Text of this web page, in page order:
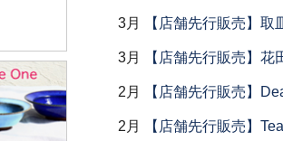
3月 【店舗先行販売】取
3月 【店舗先行販売】
2月 【店舗先行販売】
2月 【店舗先行販売】